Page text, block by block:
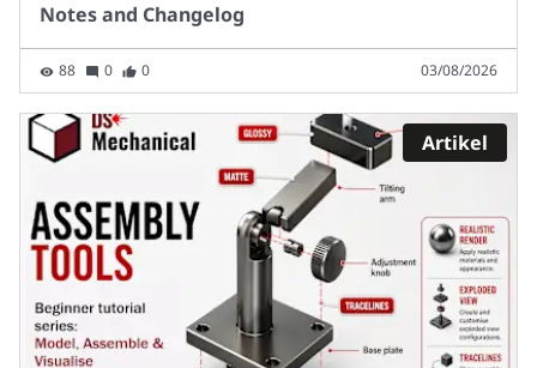
Notes and Changelog
88 0 0 03/08/2026
Artikel